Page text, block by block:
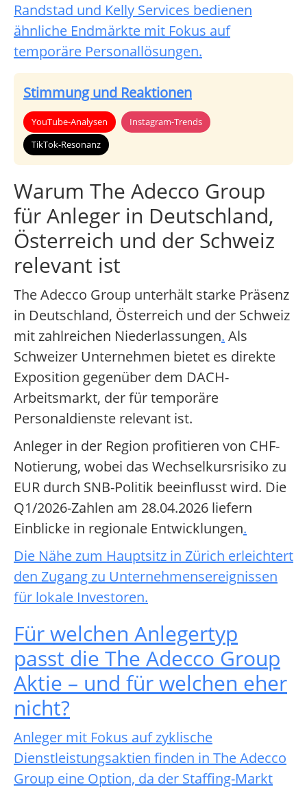
Randstad und Kelly Services bedienen
ähnliche Endmärkte mit Fokus auf
temporäre Personallösungen.
Stimmung und Reaktionen
YouTube-Analysen
Instagram-Trends
TikTok-Resonanz
Warum The Adecco Group
für Anleger in Deutschland,
Österreich und der Schweiz
relevant ist
The Adecco Group unterhält starke Präsenz
in Deutschland, Österreich und der Schweiz
mit zahlreichen Niederlassungen. Als
Schweizer Unternehmen bietet es direkte
Exposition gegenüber dem DACH-
Arbeitsmarkt, der für temporäre
Personaldienste relevant ist.
Anleger in der Region profitieren von CHF-
Notierung, wobei das Wechselkursrisiko zu
EUR durch SNB-Politik beeinflusst wird. Die
Q1/2026-Zahlen am 28.04.2026 liefern
Einblicke in regionale Entwicklungen.
Die Nähe zum Hauptsitz in Zürich erleichtert
den Zugang zu Unternehmensereignissen
für lokale Investoren.
Für welchen Anlegertyp
passt die The Adecco Group
Aktie – und für welchen eher
nicht?
Anleger mit Fokus auf zyklische
Dienstleistungsaktien finden in The Adecco
Group eine Option, da der Staffing-Markt